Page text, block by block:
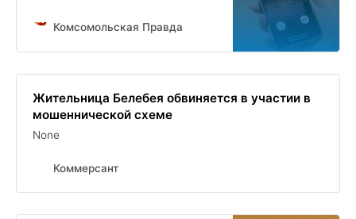
Комсомольская Правда
Жительница Белебея обвиняется в участии в
мошеннической схеме
None
Коммерсант